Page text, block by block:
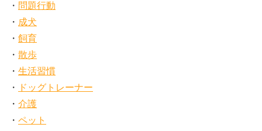
問題行動
成犬
飼育
散歩
生活習慣
ドッグトレーナー
介護
ペット